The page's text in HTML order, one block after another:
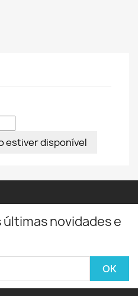
estiver disponível
novidades e